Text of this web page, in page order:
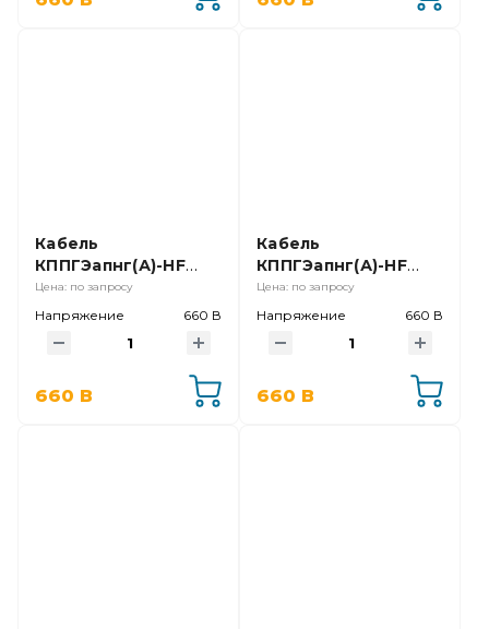
660 В
Кабель
КППГЭапнг(А)-HF
2х0,75 Ч (ТУ016, нет
в ГОСТ);
Цена: по запросу
Напряжение 660 В
660 В
Кабель
КППГЭапнг(А)-HF
4х0,75
Цена: по запросу
Напряжение 660 В